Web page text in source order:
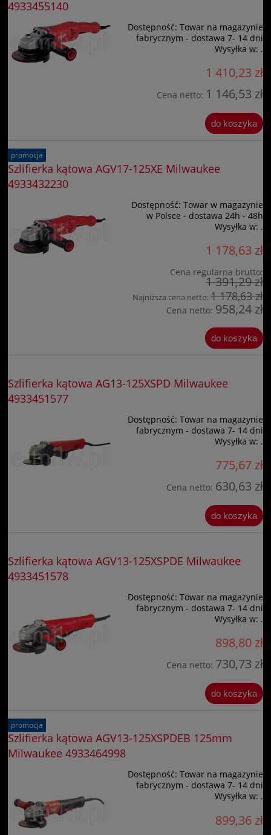
4933455140
Dostępność: Towar na magazynie
fabrycznym - dostawa 7- 14 dni
Wysyłka w: .
1 410,23 zł
Cena netto: 1 146,53 zł
do koszyka
Szlifierka kątowa AGV17-125XE Milwaukee
4933432230
Dostępność: Towar w magazynie
w Polsce - dostawa 24h - 48h
Wysyłka w: .
1 178,63 zł
Cena regularna brutto:
1 391,29 zł
Najniższa cena netto:1 178,63 zł
Cena netto: 958,24 zł
do koszyka
promocja
Szlifierka kątowa AG13-125XSPD Milwaukee
4933451577
Dostępność: Towar na magazynie
fabrycznym - dostawa 7- 14 dni
Wysyłka w: .
775,67 zł
Cena netto: 630,63 zł
do koszyka
Szlifierka kątowa AGV13-125XSPDE Milwaukee
4933451578
Dostępność: Towar na magazynie
fabrycznym - dostawa 7- 14 dni
Wysyłka w: .
898,80 zł
Cena netto: 730,73 zł
do koszyka
Szlifierka kątowa AGV13-125XSPDEB 125mm
Milwaukee 4933464998
Dostępność: Towar na magazynie
fabrycznym - dostawa 7- 14 dni
Wysyłka w: .
899,36 zł
promocja